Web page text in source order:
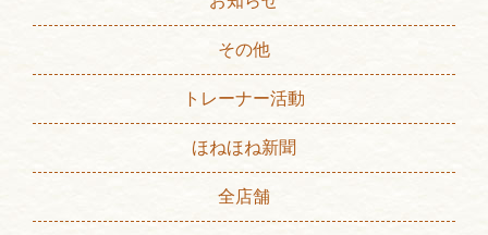
その他
トレーナー活動
ほねほね新聞
全店舗